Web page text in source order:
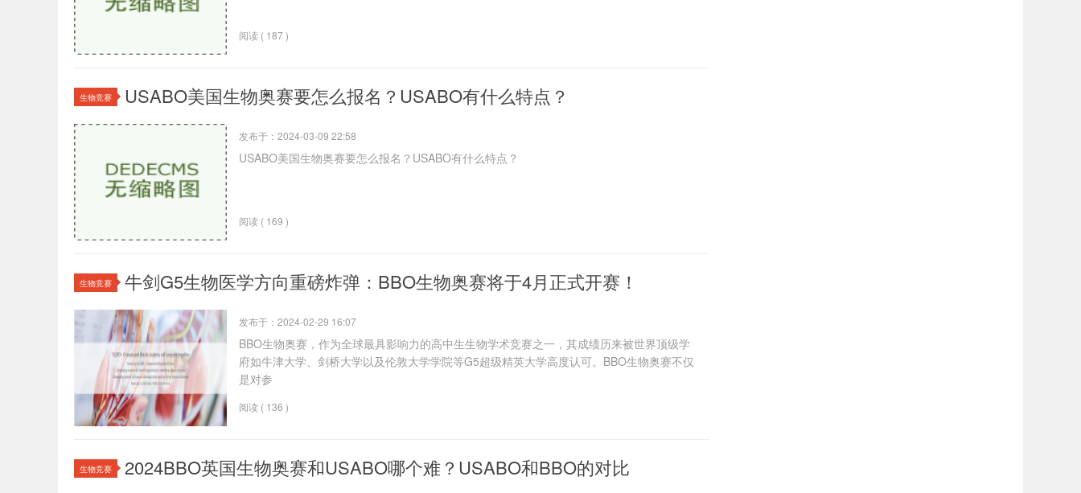
阅读 ( 187 )
生物竞赛 USABO美国生物奥赛要怎么报名？USABO有什么特点？
发布于：2024-03-09 22:58
USABO美国生物奥赛要怎么报名？USABO有什么特点？
阅读 ( 169 )
生物竞赛 牛剑G5生物医学方向重磅炸弹：BBO生物奥赛将于4月正式开赛！
发布于：2024-02-29 16:07
BBO生物奥赛，作为全球最具影响力的高中生生物学术竞赛之一，其成绩历来被世界顶级学
府如牛津大学、剑桥大学以及伦敦大学学院等G5超级精英大学高度认可。BBO生物奥赛不仅
是对参
阅读 ( 136 )
生物竞赛 2024BBO英国生物奥赛和USABO哪个难？USABO和BBO的对比